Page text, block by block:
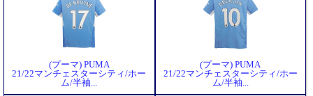
(プーマ) PUMA
21/22マンチェスターシティ/ホー
ム/半袖...
(プーマ) PUMA
21/22マンチェスターシティ/ホー
ム/半袖...